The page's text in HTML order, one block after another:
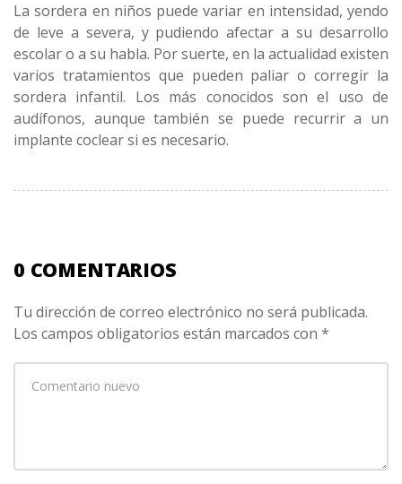
La sordera en niños puede variar en intensidad, yendo
de leve a severa, y pudiendo afectar a su desarrollo
escolar o a su habla. Por suerte, en la actualidad existen
varios tratamientos que pueden paliar o corregir la
sordera infantil. Los más conocidos son el uso de
audífonos, aunque también se puede recurrir a un
implante coclear si es necesario.
0 COMENTARIOS
Tu dirección de correo electrónico no será publicada.
Los campos obligatorios están marcados con *
comentario*